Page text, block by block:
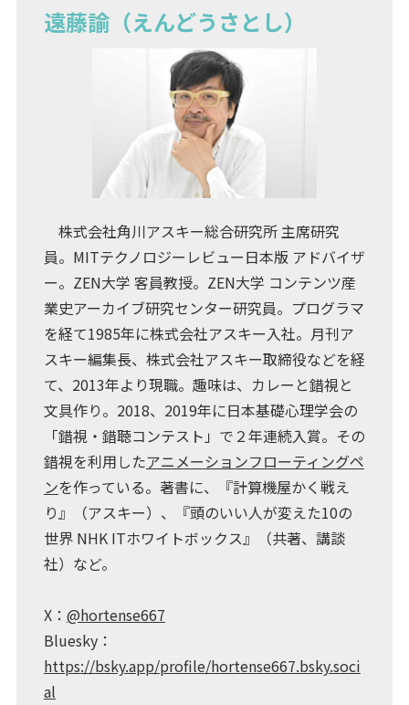
遠藤諭（えんどうさとし）
株式会社角川アスキー総合研究所 主席研究
員。MITテクノロジーレビュー日本版 アドバイザ
ー。ZEN大学 客員教授。ZEN大学 コンテンツ産
業史アーカイブ研究センター研究員。プログラマ
を経て1985年に株式会社アスキー入社。月刊ア
スキー編集長、株式会社アスキー取締役などを経
て、2013年より現職。趣味は、カレーと錯視と
文具作り。2018、2019年に日本基礎心理学会の
「錯視・錯聴コンテスト」で２年連続入賞。その
錯視を利用したアニメーションフローティングペ
ンを作っている。著書に、『計算機屋かく戦え
り』（アスキー）、『頭のいい人が変えた10の
世界 NHK ITホワイトボックス』（共著、講談
社）など。
X： @hortense667
Bluesky：
https://bsky.app/profile/hortense667.bsky.soci
al